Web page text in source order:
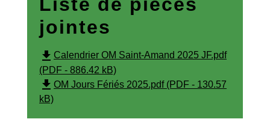
jointes
file_download Calendrier OM Saint-Amand 2025 JF.pdf
(PDF - 886.42 kB)
file_download OM Jours Fériés 2025.pdf (PDF - 130.57
kB)